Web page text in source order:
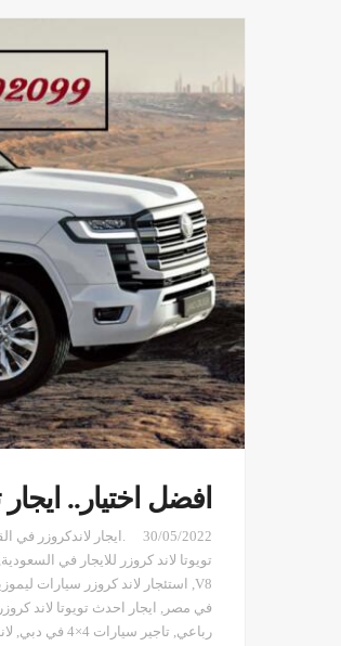
افضل اختيار.. ايجار
30/05/2022 .ايجار لاندكروزر في
تويوتا لاند كروزر للايجار في السعودية
V8
, استئجار لاند كروزر سيارات
في مصر , ايجار احدث تويوتا لاند كروزر
رباعي, تاجير سيارات 4×4 في دبي ,